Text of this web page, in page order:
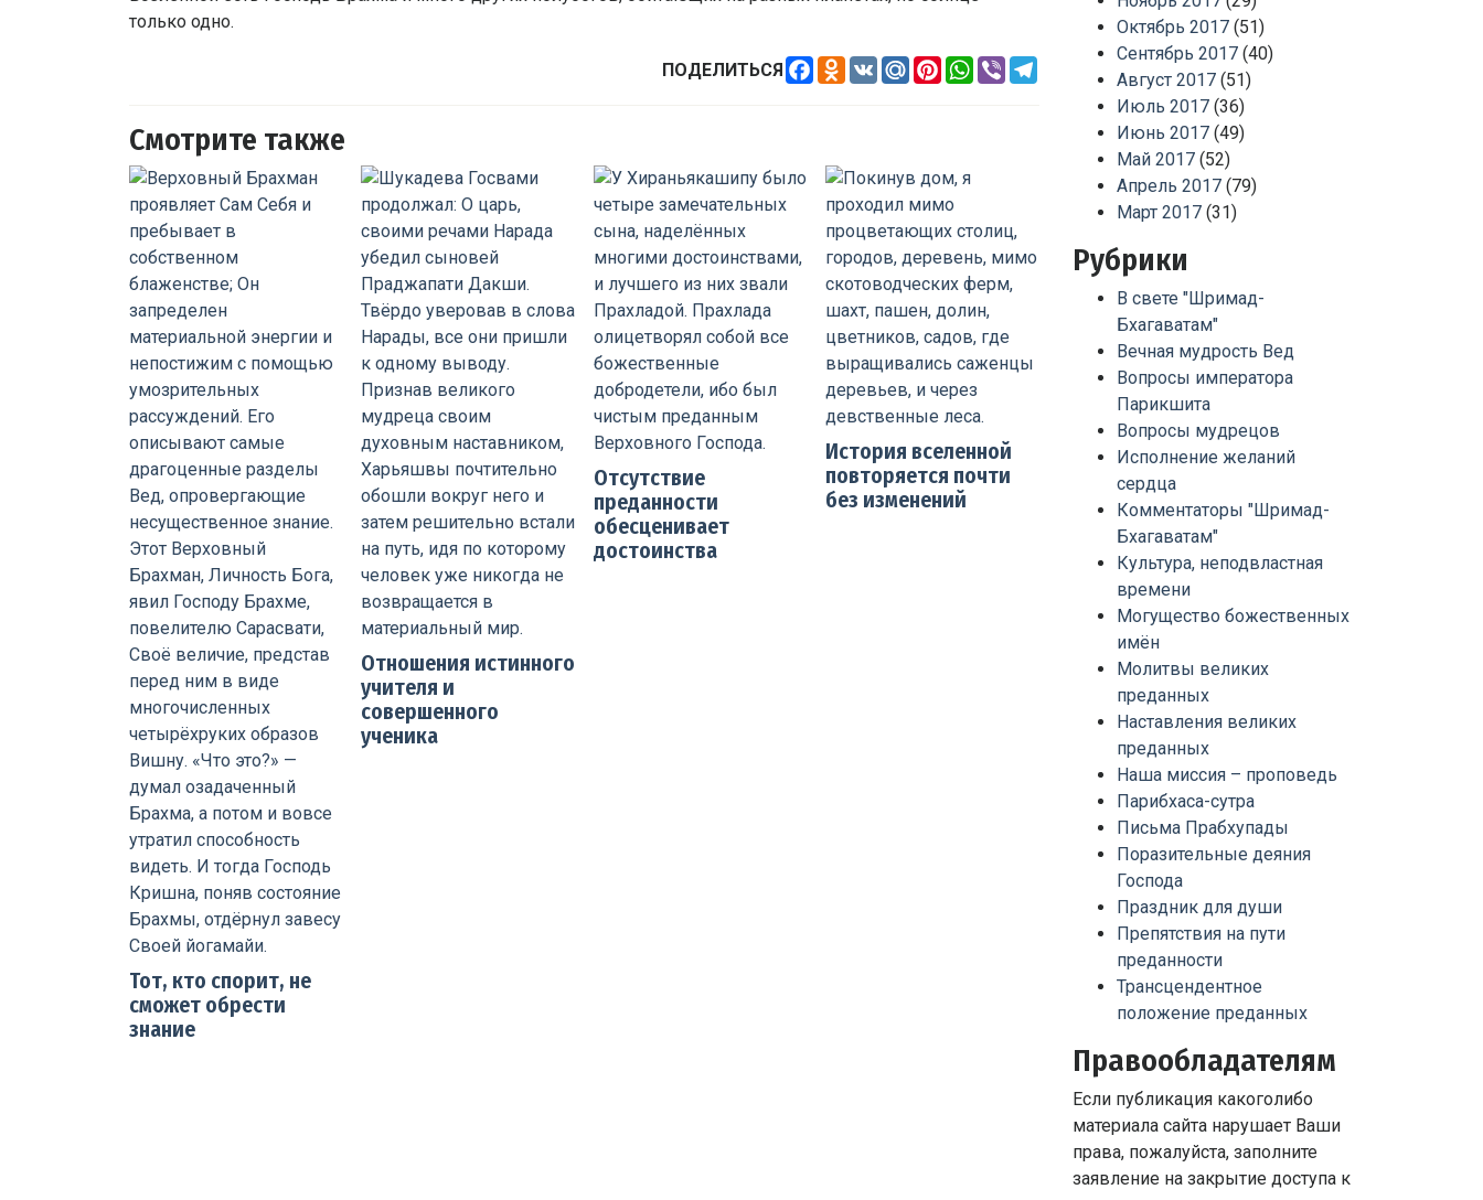
только одно.
ПОДЕЛИТЬСЯ Facebook
Odnoklassniki
VK Mail.RuPinterestWhatsApp
Viber
Смотрите также
Тот, кто спорит, не
сможет обрести
знание
Отношения истинного
учителя и
совершенного
ученика
Отсутствие
преданности
обесценивает
достоинства
История вселенной
повторяется почти
без изменений
Октябрь 2017 (51)
Сентябрь 2017 (40)
Август 2017 (51)
Июль 2017 (36)
Июнь 2017 (49)
Май 2017 (52)
Апрель 2017 (79)
Март 2017 (31)
Рубрики
В свете "Шримад-
Бхагаватам"
Вечная мудрость Вед
Вопросы императора
Парикшита
Вопросы мудрецов
Исполнение желаний
сердца
Комментаторы "Шримад-
Бхагаватам"
Культура, неподвластная
времени
Могущество божественных
имён
Молитвы великих
преданных
Наставления великих
преданных
Наша миссия – проповедь
Парибхаса-сутра
Письма Прабхупады
Поразительные деяния
Господа
Праздник для души
Препятствия на пути
преданности
Трансцендентное
положение преданных
Правообладателям
Если публикация какоголибо
материала сайта нарушает Ваши
права, пожалуйста, заполните
заявление на закрытие доступа к